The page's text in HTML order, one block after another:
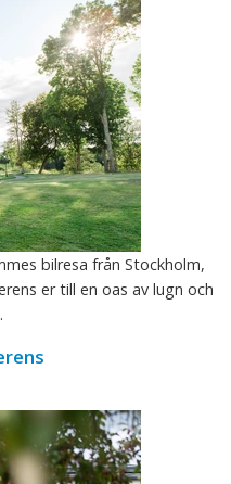
bilresa från Stockholm,
er till en oas av lugn och